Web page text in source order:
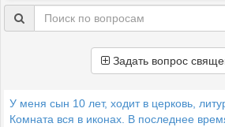
Задать вопрос
У меня сын 10 лет, ходит в церковь,
Комната вся в иконах. В последнее